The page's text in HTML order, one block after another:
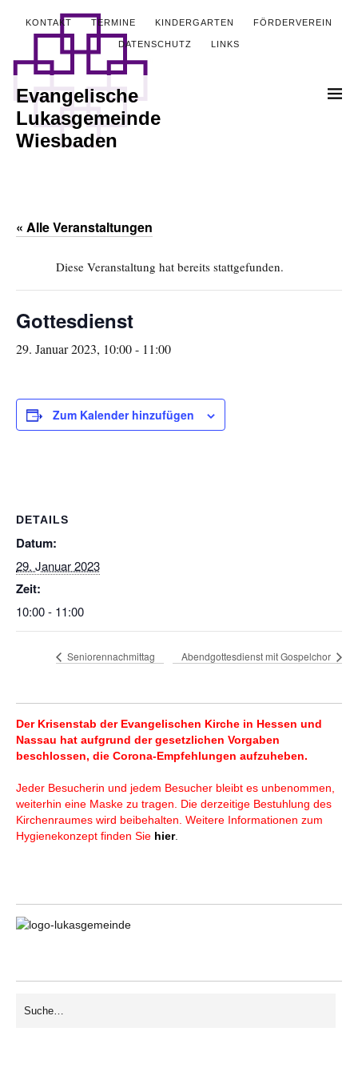
KONTAKT TERMINE KINDERGARTEN FÖRDERVEREIN
DATENSCHUTZ LINKS
Evangelische
Lukasgemeinde
Wiesbaden
« Alle Veranstaltungen
Diese Veranstaltung hat bereits stattgefunden.
Gottesdienst
29. Januar 2023, 10:00- 11:00
Zum Kalender hinzufügen
DETAILS
Datum:
29. Januar 2023
Zeit:
10:00 - 11:00
Seniorennachmittag Abendgottesdienst mit Gospelchor
Der Krisenstab der Evangelischen Kirche in Hessen und
Nassau hat aufgrund der gesetzlichen Vorgaben
beschlossen, die Corona-Empfehlungen aufzuheben.
Jeder Besucherin und jedem Besucher bleibt es unbenommen,
weiterhin eine Maske zu tragen. Die derzeitige Bestuhlung des
Kirchenraumes wird beibehalten. Weitere Informationen zum
Hygienekonzept finden Sie hier.